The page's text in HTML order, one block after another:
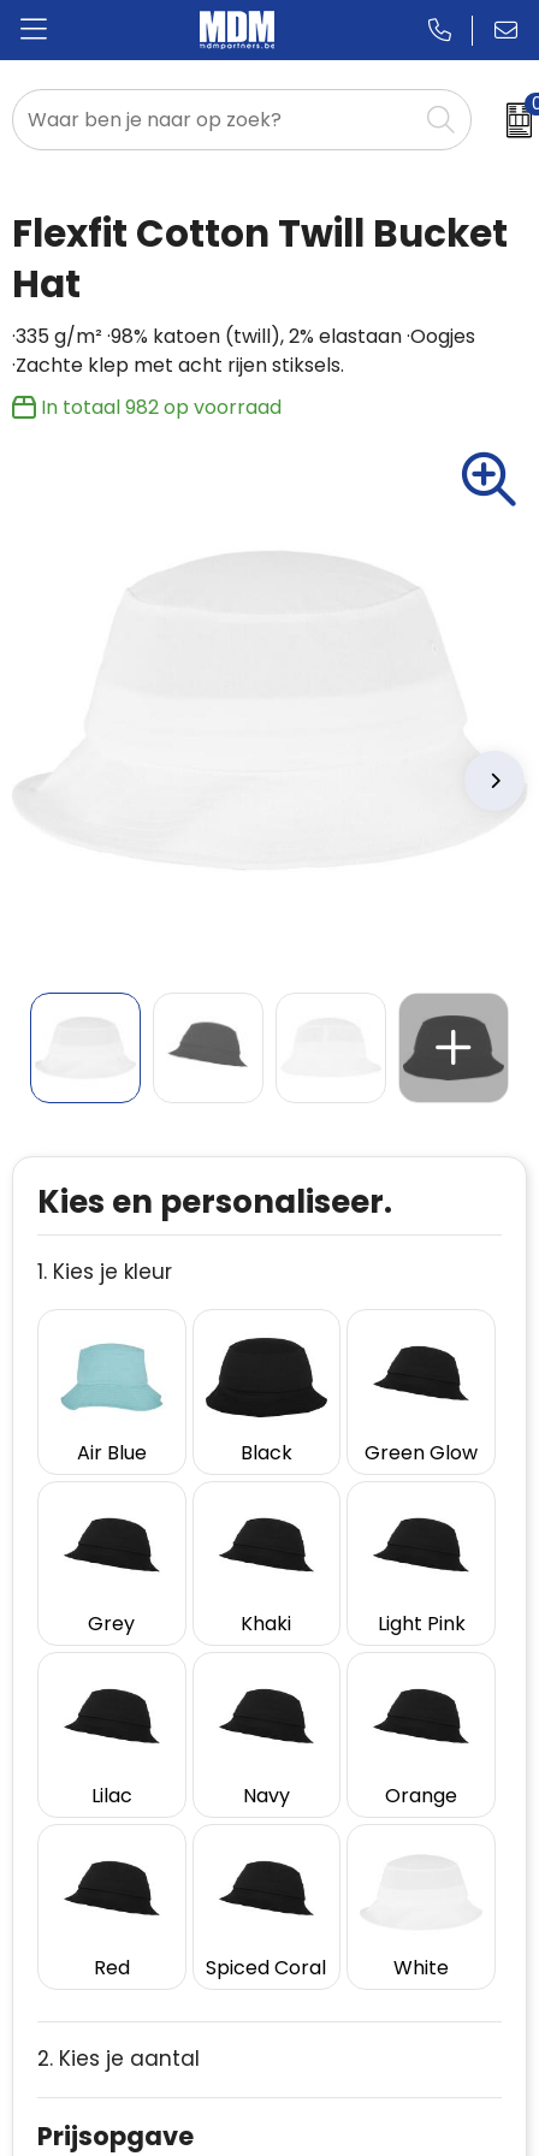
Relatiegeschenken
Promotietextiel
Sportkleding
Flexfit Cotton Twill Bucket
Hat
·335 g/m² ·98% katoen (twill), 2% elastaan ·Oogjes
·Zachte klep met acht rijen stiksels.
In totaal982op voorraad
Kies en personaliseer.
1. Kies je kleur
Air Blue Black Green Glow
Grey Khaki Light Pink
Lilac Navy Orange
Red Spiced Coral White
2. Kies je aantal
Prijsopgave